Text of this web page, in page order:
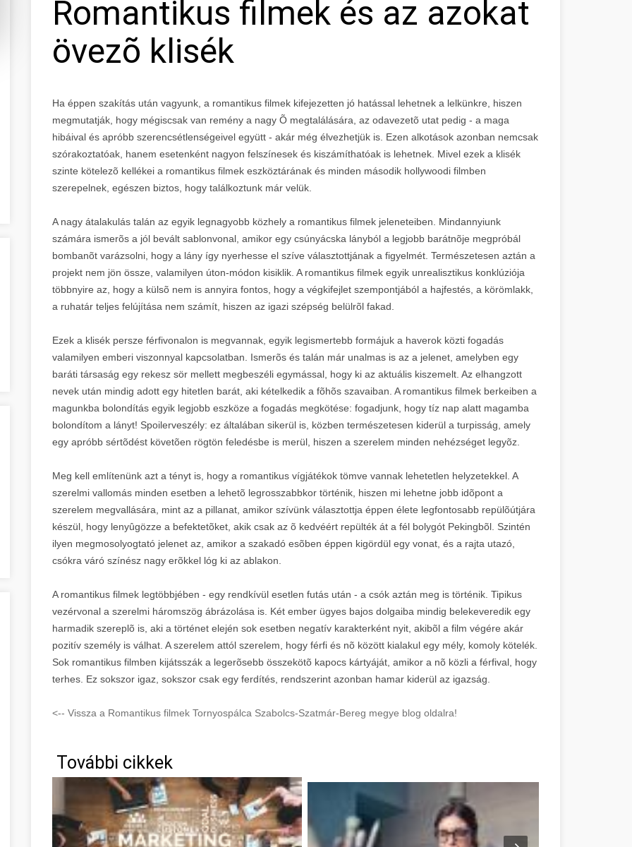
Romantikus filmek és az azokat
övezõ klisék
Ha éppen szakítás után vagyunk, a romantikus filmek kifejezetten jó hatással lehetnek a lelkünkre, hiszen
megmutatják, hogy mégiscsak van remény a nagy Õ megtalálására, az odavezetõ utat pedig - a maga
hibáival és apróbb szerencsétlenségeivel együtt - akár még élvezhetjük is. Ezen alkotások azonban nemcsak
szórakoztatóak, hanem esetenként nagyon felszínesek és kiszámíthatóak is lehetnek. Mivel ezek a klisék
szinte kötelezõ kellékei a romantikus filmek eszköztárának és minden második hollywoodi filmben
szerepelnek, egészen biztos, hogy találkoztunk már velük.
A nagy átalakulás talán az egyik legnagyobb közhely a romantikus filmek jeleneteiben. Mindannyiunk
számára ismerõs a jól bevált sablonvonal, amikor egy csúnyácska lányból a legjobb barátnõje megpróbál
bombanõt varázsolni, hogy a lány így nyerhesse el szíve választottjának a figyelmét. Természetesen aztán a
projekt nem jön össze, valamilyen úton-módon kisiklik. A romantikus filmek egyik unrealisztikus konklúziója
többnyire az, hogy a külsõ nem is annyira fontos, hogy a végkifejlet szempontjából a hajfestés, a körömlakk,
a ruhatár teljes felújítása nem számít, hiszen az igazi szépség belülrõl fakad.
Ezek a klisék persze férfivonalon is megvannak, egyik legismertebb formájuk a haverok közti fogadás
valamilyen emberi viszonnyal kapcsolatban. Ismerõs és talán már unalmas is az a jelenet, amelyben egy
baráti társaság egy rekesz sör mellett megbeszéli egymással, hogy ki az aktuális kiszemelt. Az elhangzott
nevek után mindig adott egy hitetlen barát, aki kételkedik a fõhõs szavaiban. A romantikus filmek berkeiben a
magunkba bolondítás egyik legjobb eszköze a fogadás megkötése: fogadjunk, hogy tíz nap alatt magamba
bolondítom a lányt! Spoilerveszély: ez általában sikerül is, közben természetesen kiderül a turpisság, amely
egy apróbb sértõdést követõen rögtön feledésbe is merül, hiszen a szerelem minden nehézséget legyõz.
Meg kell említenünk azt a tényt is, hogy a romantikus vígjátékok tömve vannak lehetetlen helyzetekkel. A
szerelmi vallomás minden esetben a lehetõ legrosszabbkor történik, hiszen mi lehetne jobb idõpont a
szerelem megvallására, mint az a pillanat, amikor szívünk választottja éppen élete legfontosabb repülõútjára
készül, hogy lenyûgözze a befektetõket, akik csak az õ kedvéért repülték át a fél bolygót Pekingbõl. Szintén
ilyen megmosolyogtató jelenet az, amikor a szakadó esõben éppen kigördül egy vonat, és a rajta utazó,
csókra váró színész nagy erõkkel lóg ki az ablakon.
A romantikus filmek legtöbbjében - egy rendkívül esetlen futás után - a csók aztán meg is történik. Tipikus
vezérvonal a szerelmi háromszög ábrázolása is. Két ember ügyes bajos dolgaiba mindig belekeveredik egy
harmadik szereplõ is, aki a történet elején sok esetben negatív karakterként nyit, akibõl a film végére akár
pozitív személy is válhat. A szerelem attól szerelem, hogy férfi és nõ között kialakul egy mély, komoly kötelék.
Sok romantikus filmben kijátsszák a legerõsebb összekötõ kapocs kártyáját, amikor a nõ közli a férfival, hogy
terhes. Ez sokszor igaz, sokszor csak egy ferdítés, rendszerint azonban hamar kiderül az igazság.
<-- Vissza a Romantikus filmek Tornyospálca Szabolcs-Szatmár-Bereg megye blog oldalra!
További cikkek